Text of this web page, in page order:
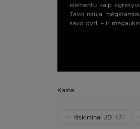
elementų kaip
Tavo nauja
savo dydį – ir
Kaina
Išskirtinai JD (3)